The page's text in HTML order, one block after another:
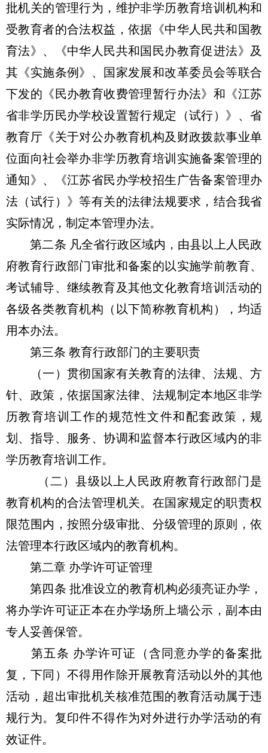
批机关的管理行为，维护非学历教育培训机构和
受教育者的合法权益，依据《中华人民共和国教
育法》、《中华人民共和国民办教育促进法》及
其《实施条例》、国家发展和改革委员会等联合
下发的《民办教育收费管理暂行办法》和《江苏
省非学历民办学校设置暂行规定（试行）》、省
教育厅《关于对公办教育机构及财政拨款事业单
位面向社会举办非学历教育培训实施备案管理的
通知》、《江苏省民办学校招生广告备案管理办
法（试行）》等有关的法律法规要求，结合我省
实际情况，制定本管理办法。
第二条 凡全省行政区域内，由县以上人民政
府教育行政部门审批和备案的以实施学前教育、
考试辅导、继续教育及其他文化教育培训活动的
各级各类教育机构（以下简称教育机构），均适
用本办法。
第三条 教育行政部门的主要职责
（一）贯彻国家有关教育的法律、法规、方
针、政策，依据国家法律、法规制定本地区非学
历教育培训工作的规范性文件和配套政策，规
划、指导、服务、协调和监督本行政区域内的非
学历教育培训工作。
（二）县级以上人民政府教育行政部门是
教育机构的合法管理机关。在国家规定的职责权
限范围内，按照分级审批、分级管理的原则，依
法管理本行政区域内的教育机构。
第二章 办学许可证管理
第四条 批准设立的教育机构必须亮证办学，
将办学许可证正本在办学场所上墙公示，副本由
专人妥善保管。
第五条 办学许可证（含同意办学的备案批
复，下同）不得用作除开展教育活动以外的其他
活动，超出审批机关核准范围的教育活动属于违
规行为。复印件不得作为对外进行办学活动的有
效证件。